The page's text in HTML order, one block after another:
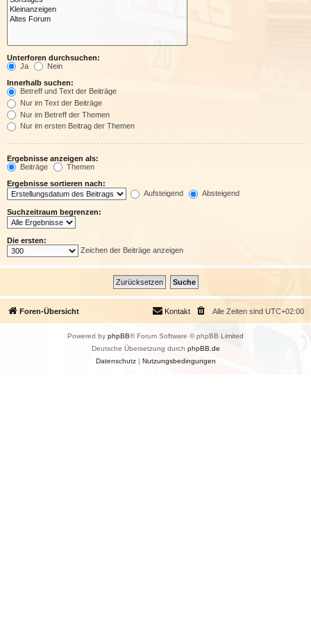
Unterforen durchsuchen:
Ja
Nein
Innerhalb suchen:
Betreff und Text der Beiträge
Nur im Text der Beiträge
Nur im Betreff der Themen
Nur im ersten Beitrag der Themen
Ergebnisse anzeigen als:
Beiträge
Themen
Ergebnisse sortieren nach:
Aufsteigend
Absteigend
Suchzeitraum begrenzen:
Die ersten:
Zeichen der Beiträge anzeigen
Foren-Übersicht Alle Zeiten sind UTC+02:00
Kontakt
Powered by phpBB® Forum Software © phpBB Limited
Deutsche Übersetzung durch phpBB.de
Datenschutz| Nutzungsbedingungen